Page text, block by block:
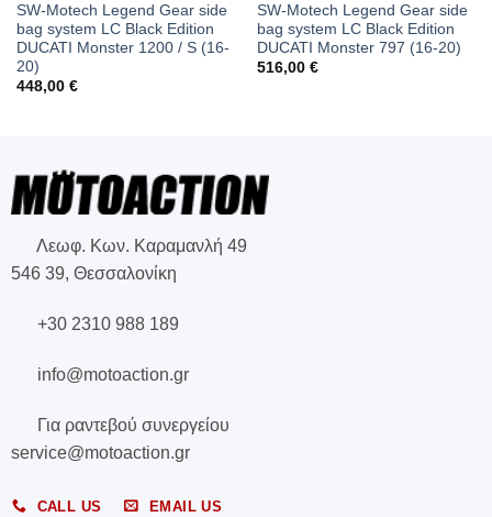
SW-Motech Legend Gear side
bag system LC Black Edition
DUCATI Monster 1200 / S (16-
20)
448,00 €
SW-Motech Legend Gear side
bag system LC Black Edition
DUCATI Monster 797 (16-20)
516,00 €
Λεωφ. Κων. Καραμανλή 49
546 39, Θεσσαλονίκη
+30 2310 988 189
info@motoaction.gr
Για ραντεβού συνεργείου
service@motoaction.gr
CALL US EMAIL US